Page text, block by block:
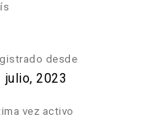
desde
julio, 2023
vez activo